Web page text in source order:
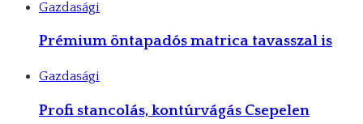
Gazdasági
Prémium öntapadós matrica tavasszal is
Gazdasági
Profi stancolás, kontúrvágás Csepelen